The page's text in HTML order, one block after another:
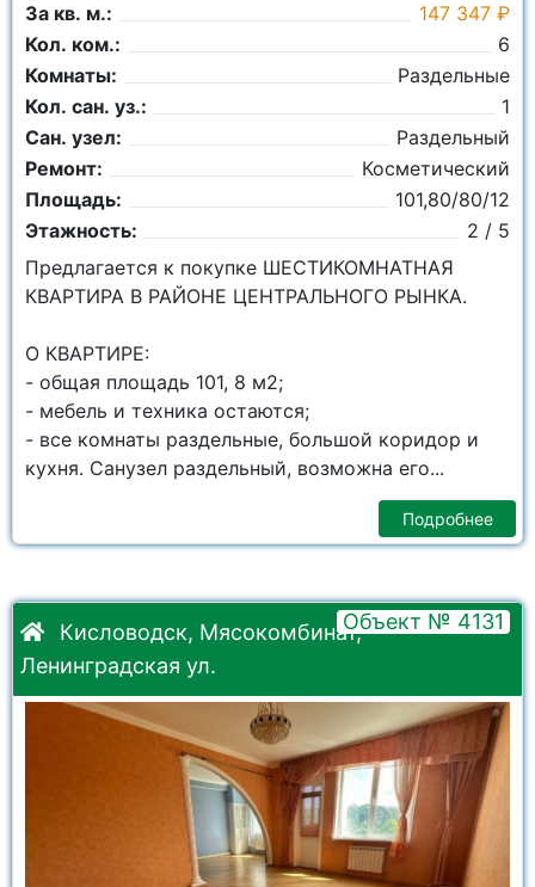
За кв. м.:
147 347 ₽
Кол. ком.:
6
Комнаты:
Раздельные
Кол. сан. уз.:
1
Сан. узел:
Раздельный
Ремонт:
Косметический
Площадь:
101,80/80/12
Этажность:
2 / 5
Предлагается к покупке ШЕСТИКОМНАТНАЯ
КВАРТИРА В РАЙОНЕ ЦЕНТРАЛЬНОГО РЫНКА.
О КВАРТИРЕ:
- общая площадь 101, 8 м2;
- мебель и техника остаются;
- все комнаты раздельные, большой коридор и
кухня. Санузел раздельный, возможна его...
Подробнее
Кисловодск, Мясокомбинат,
Ленинградская ул.
Объект № 4131